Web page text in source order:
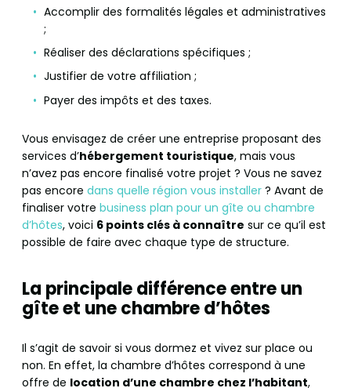
Accomplir des formalités légales et administratives
;
Réaliser des déclarations spécifiques ;
Justifier de votre affiliation ;
Payer des impôts et des taxes.
Vous envisagez de créer une entreprise proposant des
services d’hébergement touristique, mais vous
n’avez pas encore finalisé votre projet ? Vous ne savez
pas encore dans quelle région vous installer ? Avant de
finaliser votre business plan pour un gîte ou chambre
d’hôtes, voici 6 points clés à connaître sur ce qu’il est
possible de faire avec chaque type de structure.
La principale différence entre un
gîte et une chambre d’hôtes
Il s’agit de savoir si vous dormez et vivez sur place ou
non. En effet, la chambre d’hôtes correspond à une
offre de location d’une chambre chez l’habitant,